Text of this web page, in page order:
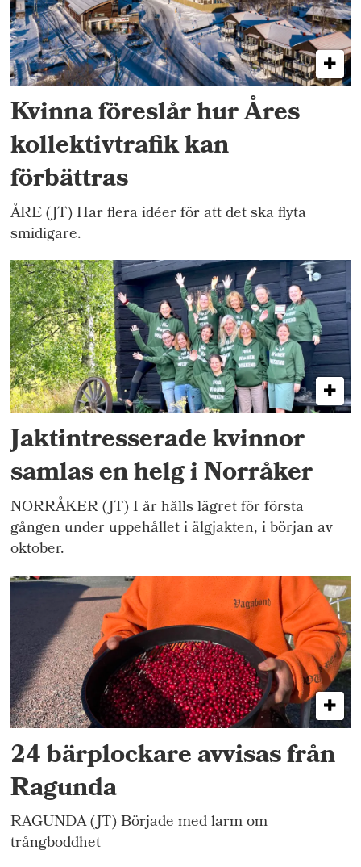
Kvinna föreslår hur Åres
kollektivtrafik kan
förbättras
ÅRE (JT) Har flera idéer för att det ska flyta
smidigare.
Jaktintresserade kvinnor
samlas en helg i Norråker
NORRÅKER (JT) I år hålls lägret för första
gången under uppehållet i älgjakten, i början av
oktober.
24 bärplockare avvisas från
Ragunda
RAGUNDA (JT) Började med larm om
trångboddhet